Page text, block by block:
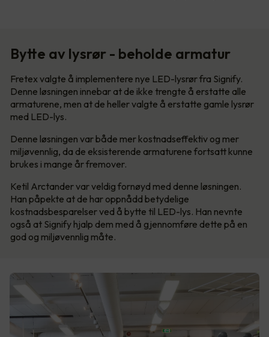
Bytte av lysrør - beholde armatur
Fretex valgte å implementere nye LED-lysrør fra Signify.
Denne løsningen innebar at de ikke trengte å erstatte alle
armaturene, men at de heller valgte å erstatte gamle lysrør
med LED-lys.
Denne løsningen var både mer kostnadseffektiv og mer
miljøvennlig, da de eksisterende armaturene fortsatt kunne
brukes i mange år fremover.
Ketil Arctander var veldig fornøyd med denne løsningen.
Han påpekte at de har oppnådd betydelige
kostnadsbesparelser ved å bytte til LED-lys. Han nevnte
også at Signify hjalp dem med å gjennomføre dette på en
god og miljøvennlig måte.